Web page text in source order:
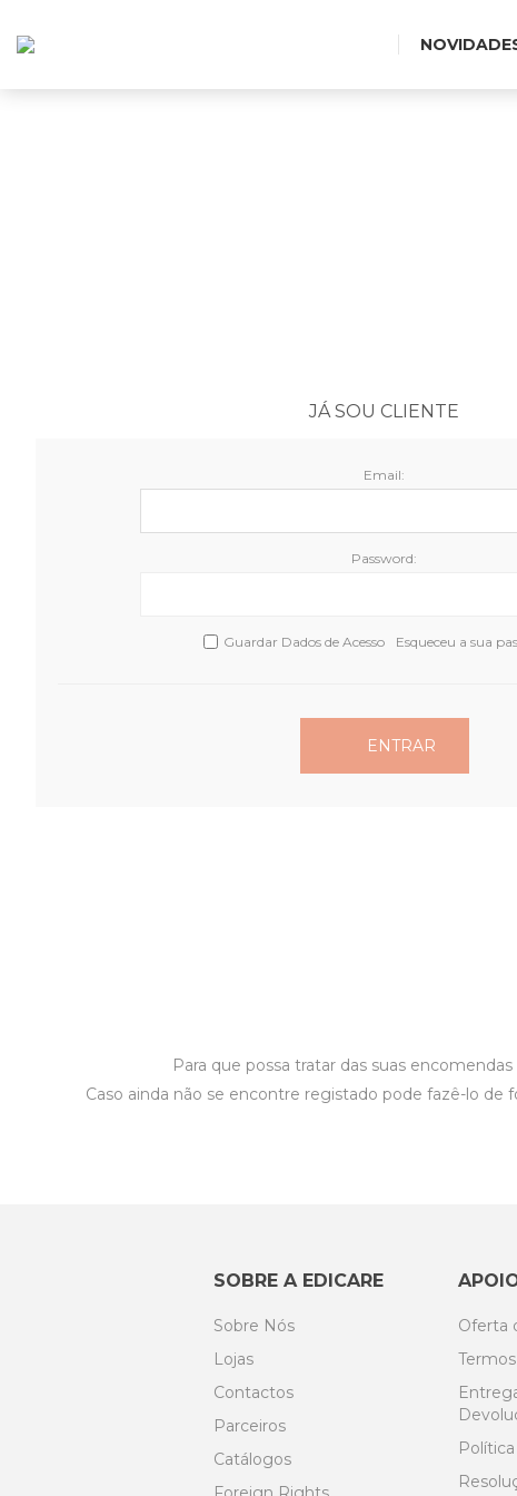
JÁ SOU CLIENTE
Email:
Password:
Guardar Dados de Acesso Esqueceu a sua
ENTRAR
Para que possa tratar das suas
Caso ainda não se encontre registado pode fazê-lo de
SOBRE A EDICARE
Sobre Nós
Lojas
Contactos
Parceiros
Catálogos
Oferta